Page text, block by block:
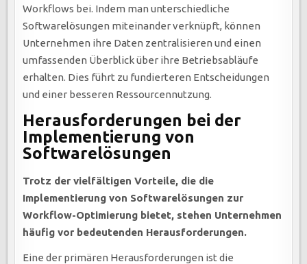
Workflows bei. Indem man unterschiedliche
Softwarelösungen miteinander verknüpft, können
Unternehmen ihre Daten zentralisieren und einen
umfassenden Überblick über ihre Betriebsabläufe
erhalten. Dies führt zu fundierteren Entscheidungen
und einer besseren Ressourcennutzung.
Herausforderungen bei der
Implementierung von
Softwarelösungen
Trotz der vielfältigen Vorteile, die die
Implementierung von Softwarelösungen zur
Workflow-Optimierung bietet, stehen Unternehmen
häufig vor bedeutenden Herausforderungen.
Eine der primären Herausforderungen ist die